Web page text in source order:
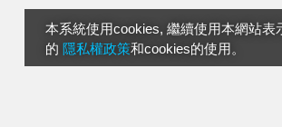
本系統使用cookies, 繼續使用本網站表
的 隱私權政策和cookies的使用。